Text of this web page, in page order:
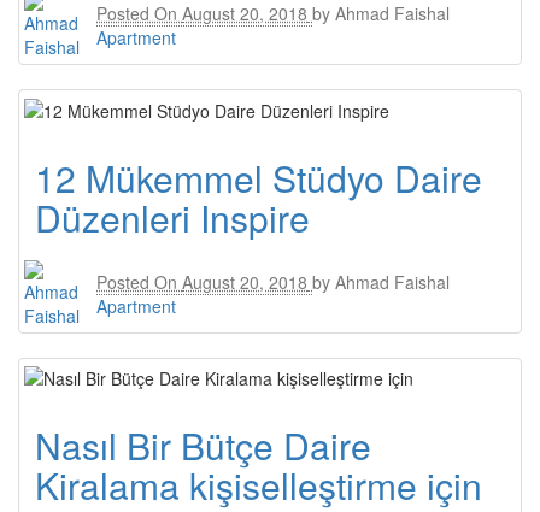
Posted On August 20, 2018 by Ahmad Faishal
Apartment
12 Mükemmel Stüdyo Daire
Düzenleri Inspire
Posted On August 20, 2018 by Ahmad Faishal
Apartment
Nasıl Bir Bütçe Daire
Kiralama kişiselleştirme için